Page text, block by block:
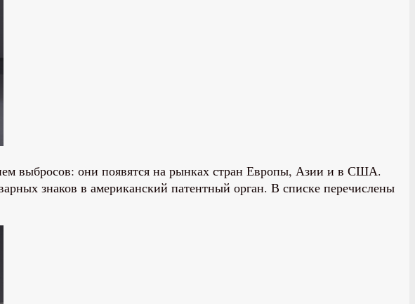
выбросов: они появятся на рынках стран Европы, Азии и в США.
знаков в американский патентный орган. В списке перечислены